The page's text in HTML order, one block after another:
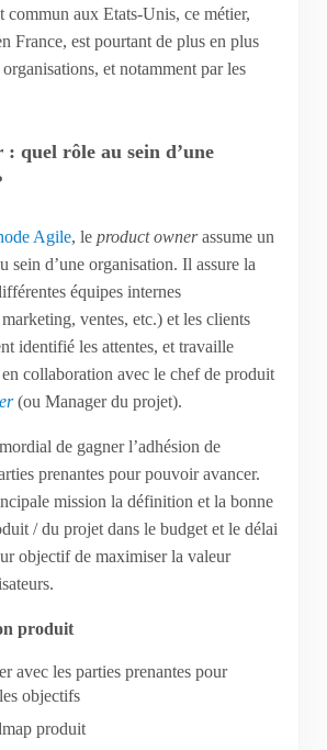
commun aux Etats-Unis, ce métier,
France, est pourtant de plus en plus
et notamment par les
: quel rôle au sein d’une
Agile, le product ownerassume un
sein d’une organisation. Il assure la
équipes internes
ventes, etc.) et les clients
identifié les attentes, et travaille
collaboration avec le chef de produit
(ou Manager du projet).
de gagner l’adhésion de
prenantes pour pouvoir avancer.
mission la définition et la bonne
/ du projet dans le budget et le délai
objectif de maximiser la valeur
produit
avec les parties prenantes pour
objectifs
produit